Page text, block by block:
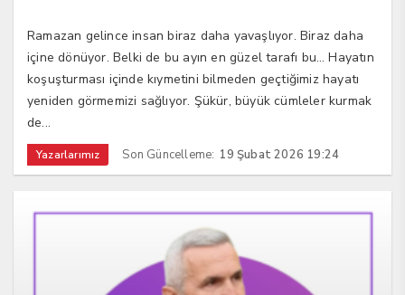
Ramazan gelince insan biraz daha yavaşlıyor. Biraz daha
içine dönüyor. Belki de bu ayın en güzel tarafı bu… Hayatın
koşuşturması içinde kıymetini bilmeden geçtiğimiz hayatı
yeniden görmemizi sağlıyor. Şükür, büyük cümleler kurmak
de...
Yazarlarımız Son Güncelleme: 19 Şubat 2026 19:24